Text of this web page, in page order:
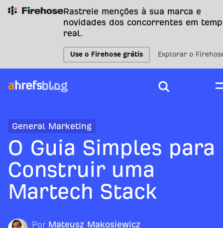
Rastreie menções à sua marca e
novidades dos concorrentes em
real.
Use o Firehose grátis Explorar o
General Marketing
O Guia Simples para
Construir uma
Martech Stack
Por Mateusz Makosiewicz